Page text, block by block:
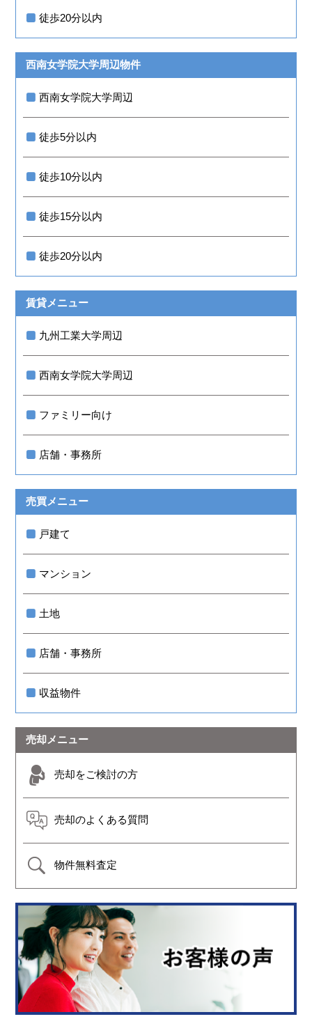
徒歩20分以内
西南女学院大学周辺物件
西南女学院大学周辺
徒歩5分以内
徒歩10分以内
徒歩15分以内
徒歩20分以内
賃貸メニュー
九州工業大学周辺
西南女学院大学周辺
ファミリー向け
店舗・事務所
売買メニュー
戸建て
マンション
土地
店舗・事務所
収益物件
売却メニュー
売却をご検討の方
売却のよくある質問
物件無料査定